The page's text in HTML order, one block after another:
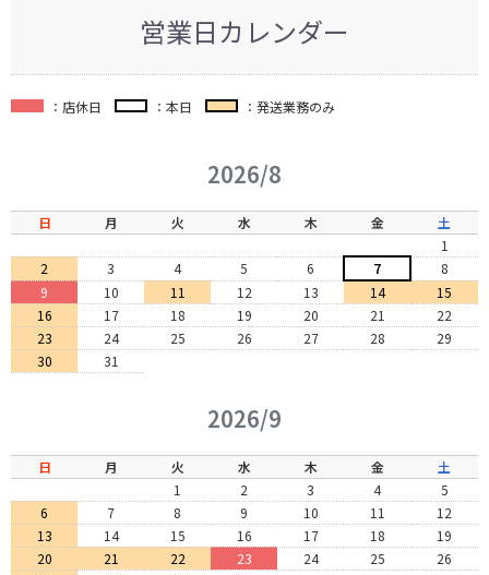
営業日カレンダー
：店休日 ：本日 ：発送業務のみ
2026/8
日 月 火 水 木 金
土
1
2
3 4 5 6 7
8
9
10 11 12 13 14
15
16
17 18 19 20 21
22
23
24 25 26 27 28
29
30
31
2026/9
日 月 火 水 木 金
土
1
2 3 4
5
6
7 8 9 10 11
12
13
14 15 16 17 18
19
20
21 22 23 24 25
26